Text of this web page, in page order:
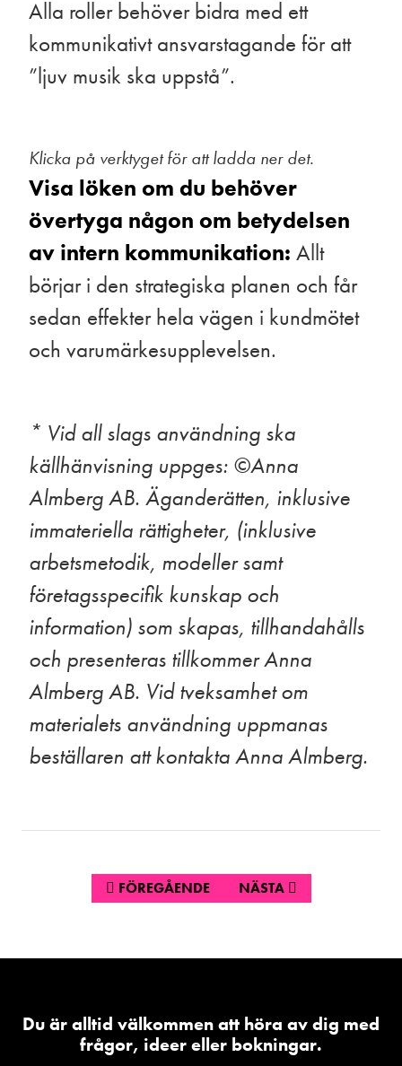
Alla roller behöver bidra med ett
kommunikativt ansvarstagande för att
”ljuv musik ska uppstå”.
Klicka på verktyget för att ladda ner det.
Visa löken om du behöver
övertyga någon om betydelsen
av intern kommunikation: Allt
börjar i den strategiska planen och får
sedan effekter hela vägen i kundmötet
och varumärkesupplevelsen.
* Vid all slags användning ska
källhänvisning uppges: ©️Anna
Almberg AB. Äganderätten, inklusive
immateriella rättigheter, (inklusive
arbetsmetodik, modeller samt
företagsspecifik kunskap och
information) som skapas, tillhandahålls
och presenteras tillkommer Anna
Almberg AB. Vid tveksamhet om
materialets användning uppmanas
beställaren att kontakta Anna Almberg.
FÖREGÅENDE NÄSTA
Du är alltid välkommen att höra av dig med
frågor, ideer eller bokningar.